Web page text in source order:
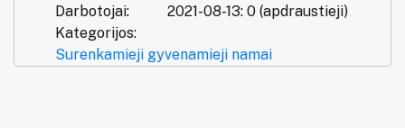
Darbotojai:
2021-08-13: 0 (apdraustieji)
Kategorijos:
Surenkamieji gyvenamieji namai